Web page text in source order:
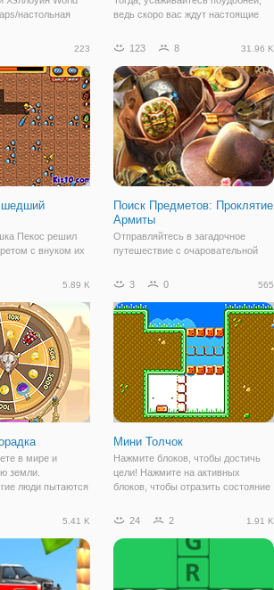
настольная
своими
играем в
или
ведь скоро вас ждут настоящие
Грузовик", вы будете управлять
Основная задача игры преодолеть
дистанцию
223
Пекос решил
с внуком их
Но одна
землей на
Тогда внук
123 8 31.96 K
Поиск Предметов: Проклятие
Армиты
Отправляйтесь в загадочное
путешествие с очаровательной
приключения. На этот раз она
остров, где построен храм
древней богини Армиты. Легенда
гласит, что после
5.89 K
в мире и
земли.
люди пытаются
щиты для
чтобы
золотые,
3 0 565
Мини Толчок
Нажмите блоков, чтобы достичь
цели! Нажмите на активных
блоков, чтобы отразить состояние
интересный лабиринт платформ,
ловушек. Помощь наш маленький
5.41 K 24 2 1.91 K